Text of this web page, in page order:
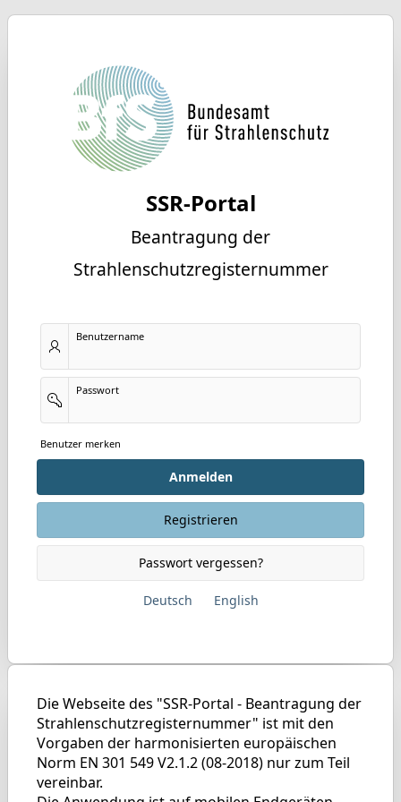
SSR-Portal
Beantragung der
Strahlenschutzregisternummer
Benutzername
Passwort
Benutzer merken
Anmelden
Registrieren
Passwort vergessen?
Deutsch English
Die Webseite des "SSR-Portal - Beantragung der
Strahlenschutzregisternummer" ist mit den
Vorgaben der harmonisierten europäischen
Norm EN 301 549 V2.1.2 (08-2018) nur zum Teil
vereinbar.